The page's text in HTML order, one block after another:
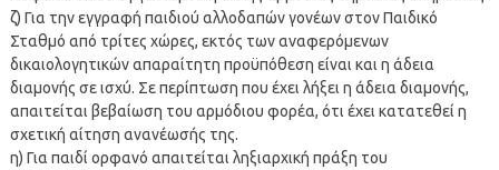
ζ) Για την εγγραφή παιδιού αλλοδαπών γονέων στον Παιδικό
Σταθμό από τρίτες χώρες, εκτός των αναφερόμενων
δικαιολογητικών απαραίτητη προϋπόθεση είναι και η άδεια
διαμονής σε ισχύ. Σε περίπτωση που έχει λήξει η άδεια διαμονής,
απαιτείται βεβαίωση του αρμόδιου φορέα, ότι έχει κατατεθεί η
σχετική αίτηση ανανέωσής της.
η) Για παιδί ορφανό απαιτείται ληξιαρχική πράξη του